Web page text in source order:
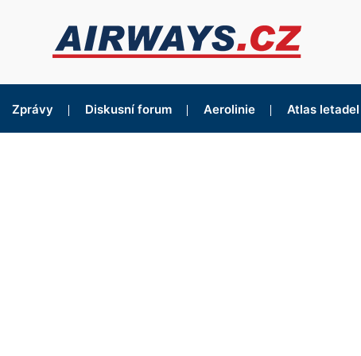
Zprávy Diskusní forum Aerolinie Atlas letadel